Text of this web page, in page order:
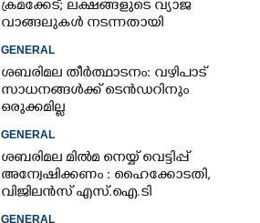
ക്രമക്കേട്; ലക്ഷങ്ങളുടെ വ്യാജ
വാങ്ങലുകൾ നടന്നതായി
GENERAL
ശബരിമല തീർത്ഥാടനം: വഴിപാട്
സാധനങ്ങൾക്ക് ടെൻഡറിനും
ഒരുക്കമില്ല
GENERAL
ശബരിമല മിൽമ നെയ്യ് വെട്ടിപ്പ്
അന്വേഷിക്കണം : ഹൈക്കോടതി,​
വിജിലൻസ് എസ്.ഐ.ടി
GENERAL